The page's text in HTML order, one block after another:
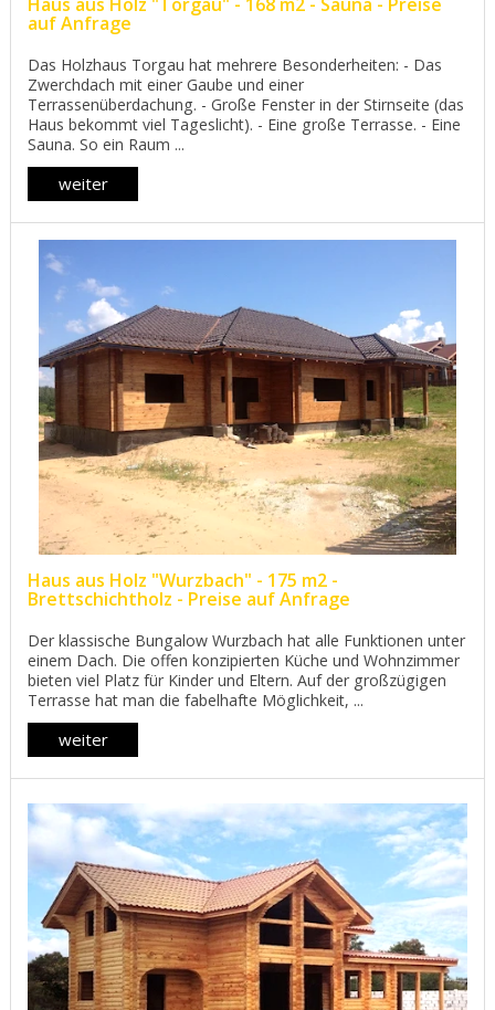
auf Anfrage
Das Holzhaus Torgau hat mehrere Besonderheiten: - Das
Zwerchdach mit einer Gaube und einer
Terrassenüberdachung. - Große Fenster in der Stirnseite (das
Haus bekommt viel Tageslicht). - Eine große Terrasse. - Eine
Sauna. So ein Raum ...
weiter
Haus aus Holz "Wurzbach" - 175 m2 -
Brettschichtholz - Preise auf Anfrage
Der klassische Bungalow Wurzbach hat alle Funktionen unter
einem Dach. Die offen konzipierten Küche und Wohnzimmer
bieten viel Platz für Kinder und Eltern. Auf der großzügigen
Terrasse hat man die fabelhafte Möglichkeit, ...
weiter